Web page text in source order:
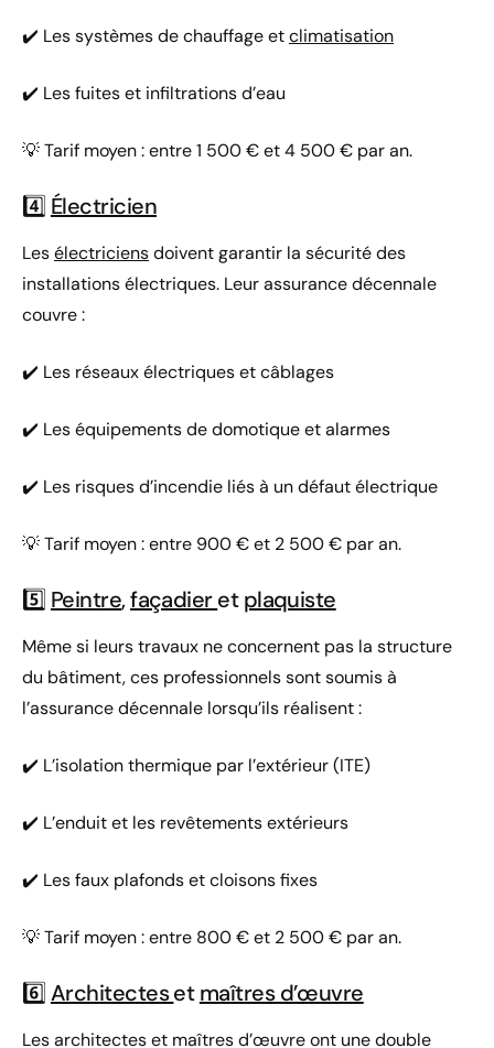
✔️ Les systèmes de chauffage etclimatisation
✔️ Les fuites et infiltrations d’eau
💡 Tarif moyen : entre 1 500 € et 4 500 € par an.
4️⃣ Électricien
Lesélectriciensdoivent garantir la sécurité des
installations électriques. Leur assurance décennale
couvre :
✔️ Les réseaux électriques et câblages
✔️ Les équipements de domotique et alarmes
✔️ Les risques d’incendie liés à un défaut électrique
💡 Tarif moyen : entre 900 € et 2 500 € par an.
5️⃣ Peintre,façadieretplaquiste
Même si leurs travaux ne concernent pas la structure
du bâtiment, ces professionnels sont soumis à
l’assurance décennale lorsqu’ils réalisent :
✔️ L’isolation thermique par l’extérieur (ITE)
✔️ L’enduit et les revêtements extérieurs
✔️ Les faux plafonds et cloisons fixes
💡 Tarif moyen : entre 800 € et 2 500 € par an.
6️⃣Architectesetmaîtres d’œuvre
Les architectes et maîtres d’œuvre ont une double